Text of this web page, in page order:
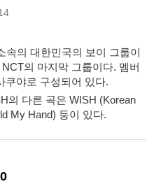
속의 대한민국의 보이 그룹이
의 마지막 그룹이다. 멤버
쿠야로 구성되어 있다.
의 다른 곡은 WISH (Korean
My Hand) 등이 있다.